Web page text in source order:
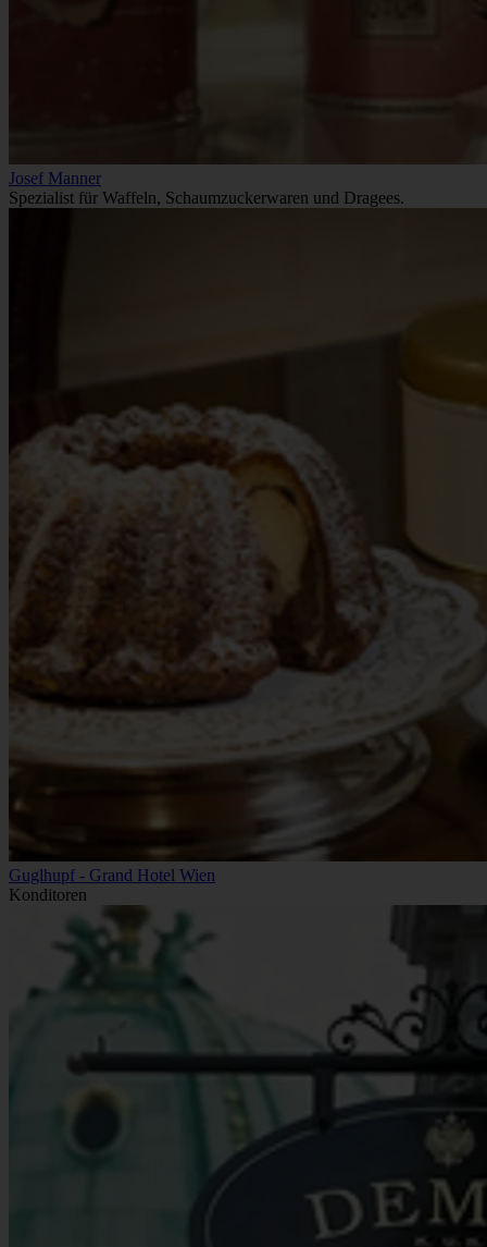
Josef Manner
Spezialist für Waffeln, Schaumzucker­waren und Dragees.
Guglhupf - Grand Hotel Wien
Konditoren